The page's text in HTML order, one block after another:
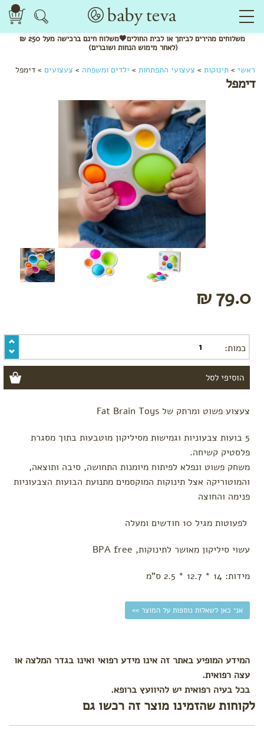
משלוחיםמהיריםלביתך או לבית החולים🖤משלוחחינם
ברכישה מעל 250 ₪
(לאחר מימוש הנחות ושוברים)
טקסטיל
לפי
פעילות
משחק
אמבטיה
לטיול
בגדי
ים
רב
פעמיים
חיתולי
תיקי
לפי צורך
הקלת
בקיעת
שיניים
עקיצות
הרגעה
ושינה
טיפול
בבעיות
ראשי > תינוקות > צעצועי התפתחות > ילדים ומשפחה > צעצועים > דימפל
דימפל
79.0 ₪
כמות:
צעצוע פשוט ומרתק של Fat Brain Toys
5 בועות צבעוניות וגמישות מסיליקון מוטבעות בתוך מסגרת
פלסטיק קשיחה.
משחק פשוט ונפלא לפיתוח מיומנות התחושה, סיבה ותוצאה,
והמוטוריקה אצל תינוקות המוקסמים מתנועת הבועות הצבעוניות
פנימה והחוצה
לפעוטות מגיל 10 חודשים ומעלה
עשוי סיליקון מאושר לתינוקות, BPA free
מידות: 14 * 12.7 * 2.5 ס"מ
אני כאן לשאלות נוספות על המוצר >>
המידע המופיע באתר זה אינו מידע רפואי ואינו בגדר המלצה או
עצה רפואית.
בכל בעיה רפואית יש להיוועץ ברופא.
לקוחות שהזמינו מוצר זה רכשו גם